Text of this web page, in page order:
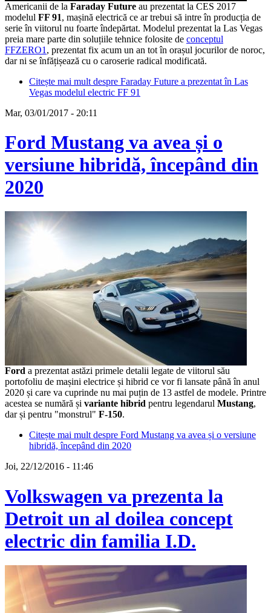
Americanii de la Faraday Future au prezentat la CES 2017
modelul FF 91, mașină electrică ce ar trebui să intre în producția de
serie în viitorul nu foarte îndepărtat. Modelul prezentat la Las Vegas
preia mare parte din soluțiile tehnice folosite de conceptul
FFZERO1 , prezentat fix acum un an tot în orașul jocurilor de noroc,
dar ni se înfățișează cu o caroserie radical modificată.
Citește mai mult despre Faraday Future a prezentat în Las
Vegas modelul electric FF 91
Mar, 03/01/2017 - 20:11
Ford Mustang va avea și o
versiune hibridă, începând din
2020
Ford a prezentat astăzi primele detalii legate de viitorul său
portofoliu de mașini electrice și hibrid ce vor fi lansate până în anul
2020 și care va cuprinde nu mai puțin de 13 astfel de modele. Printre
acestea se numără și variante hibrid pentru legendarul Mustang,
dar și pentru "monstrul" F-150.
Citește mai mult despre Ford Mustang va avea și o versiune
hibridă, începând din 2020
Joi, 22/12/2016 - 11:46
Volkswagen va prezenta la
Detroit un al doilea concept
electric din familia I.D.